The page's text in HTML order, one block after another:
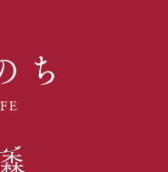
ち